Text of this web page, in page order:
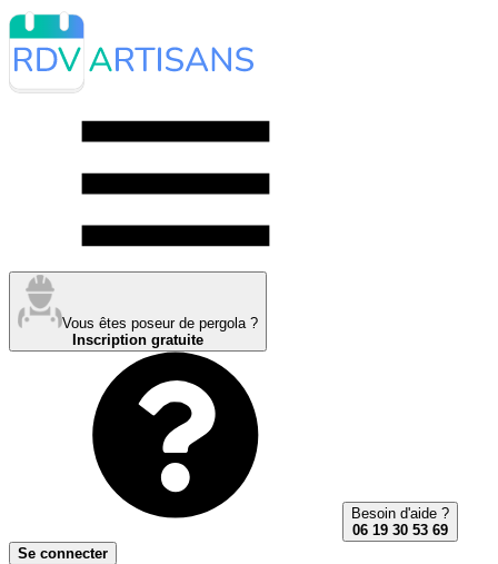
Vous êtes poseur de pergola ?
Inscription gratuite
Besoin d'aide ?
06 19 30 53 69
Se connecter